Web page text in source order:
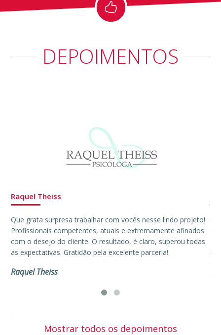
DEPOIMENTOS
Raquel Theiss
Que grata surpresa trabalhar com vocês nesse lindo projeto!
Profissionais competentes, atuais e extremamente afinados
com o desejo do cliente. O resultado, é claro, superou todas
as expectativas. Gratidão pela excelente parceria!
Raquel Theiss
as
Mostrar todos os depoimentos